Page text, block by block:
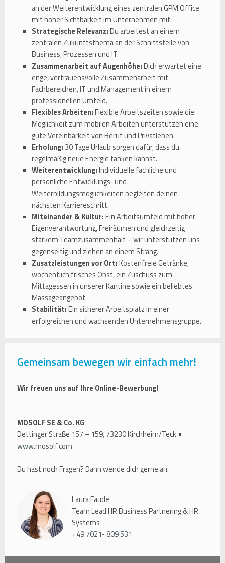
an der Weiterentwicklung eines zentralen GPM Office
mit hoher Sichtbarkeit im Unternehmen mit.
Strategische Relevanz:Du arbeitest an einem
zentralen Zukunftsthema an der Schnittstelle von
Business, Prozessen und IT.
Zusammenarbeit auf Augenhöhe:Dich erwartet eine
enge, vertrauensvolle Zusammenarbeit mit
Fachbereichen, IT und Management in einem
professionellen Umfeld.
Flexibles Arbeiten:Flexible Arbeitszeiten sowie die
Möglichkeit zum mobilen Arbeiten unterstützen eine
gute Vereinbarkeit von Beruf und Privatleben.
Erholung: 30 Tage Urlaub sorgen dafür, dass du
regelmäßig neue Energie tanken kannst.
Weiterentwicklung:Individuelle fachliche und
persönliche Entwicklungs‑ und
Weiterbildungsmöglichkeiten begleiten deinen
nächsten Karriereschritt.
Miteinander & Kultur:Ein Arbeitsumfeld mit hoher
Eigenverantwortung, Freiräumen und gleichzeitig
starkem Teamzusammenhalt – wir unterstützen uns
gegenseitig und ziehen an einem Strang.
Zusatzleistungen vor Ort:Kostenfreie Getränke,
wöchentlich frisches Obst, ein Zuschuss zum
Mittagessen in unserer Kantine sowie ein beliebtes
Massageangebot.
Stabilität:Ein sicherer Arbeitsplatz in einer
erfolgreichen und wachsenden Unternehmensgruppe.
Gemeinsam bewegen wir einfach mehr!
Wir freuen uns auf Ihre Online-Bewerbung!
MOSOLF SE & Co. KG
Dettinger Straße 157 – 159, 73230 Kirchheim/Teck •
www.mosolf.com
Du hast noch Fragen? Dann wende dich gerne an:
Laura Faude
Team Lead HR Business Partnering & HR
Systems
+49 7021- 809 531